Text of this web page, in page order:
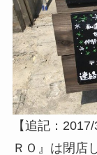
【追記：
ＲＯ』は閉店